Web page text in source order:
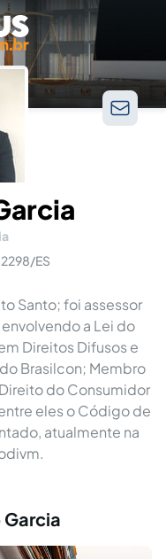
ES
Santo; foi assessor
a Lei do
Direitos Difusos e
Brasilcon; Membro
do Consumidor
eles o Código de
atualmente na